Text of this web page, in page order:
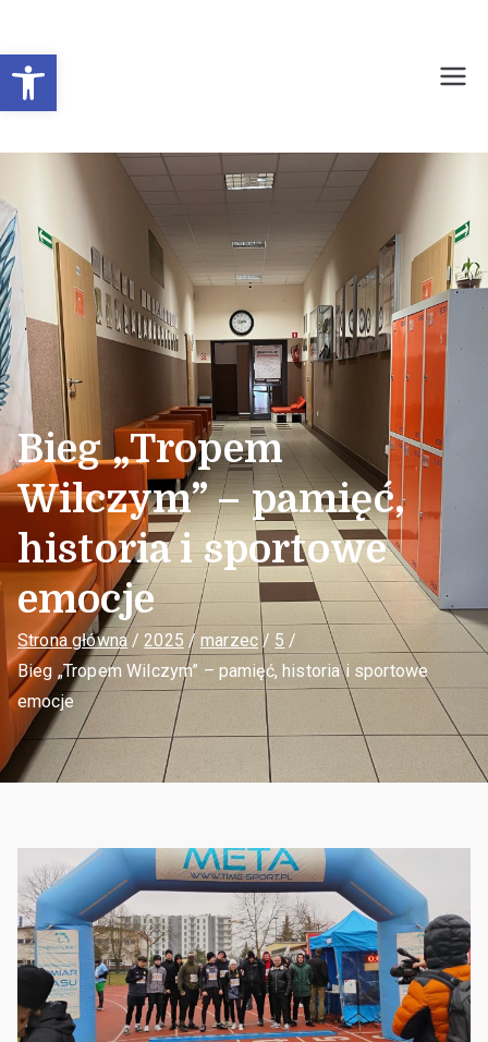
Otwórz pasek narzędzi
Młodzieży Nr 1 w
Sochaczewie
Bieg „Tropem
Wilczym” – pamięć,
historia i sportowe
emocje
Strona główna 2025 marzec
5
Bieg „Tropem Wilczym” – pamięć, historia i sportowe
emocje